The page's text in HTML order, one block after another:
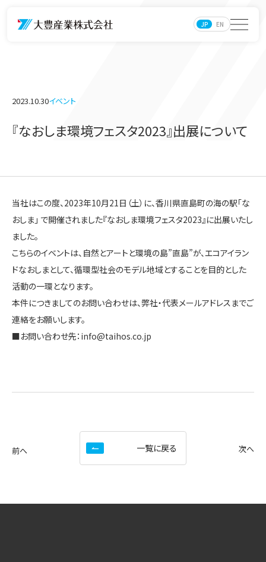
JP EN
2023.10.30イベント
『なおしま環境フェスタ2023』出展について
当社はこの度、2023年10月21日（土）に、香川県直島町の海の駅「な
おしま」 で開催されました『なおしま環境フェスタ2023』に出展いたし
ました。
こちらのイベントは、自然とアートと環境の島”直島”が、エコアイラン
ドなおしまとして、循環型社会のモデル地域とすることを目的とした
活動の一環となります。
本件につきましてのお問い合わせは、弊社・代表メールアドレスまでご
連絡をお願いします。
■お問い合わせ先：info@taihos.co.jp
前へ 一覧に戻る 次へ